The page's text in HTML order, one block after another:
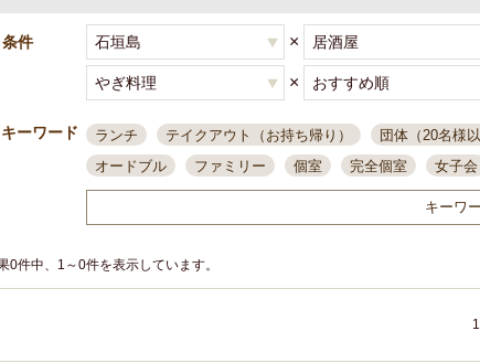
条件 ×
×
キーワード ランチ テイクアウト（お持ち帰り） 団体（20名様以
オードブル
ファミリー 個室 完全個室 女子会
一人飲み
接待・会食
ちょい飲み コスパ最高 肉料理
結婚式二次会
夜10時以降入店可
県産魚 焼鳥 忘年会コース
4000円台コー
キーワ
0件中、1～0件を表示しています。
1